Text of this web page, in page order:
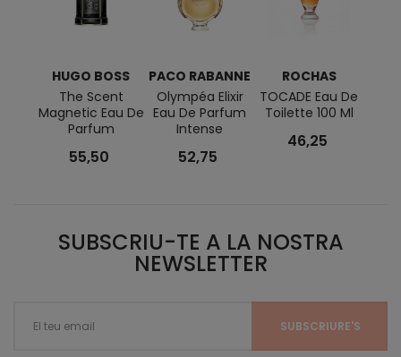
HUGO BOSS
The Scent
Magnetic Eau De
Parfum
55,50
PACO RABANNE
Olympéa Elixir
Eau De Parfum
Intense
52,75
ROCHAS
TOCADE Eau De
Toilette 100 Ml
46,25
SUBSCRIU-TE A LA NOSTRA
NEWSLETTER